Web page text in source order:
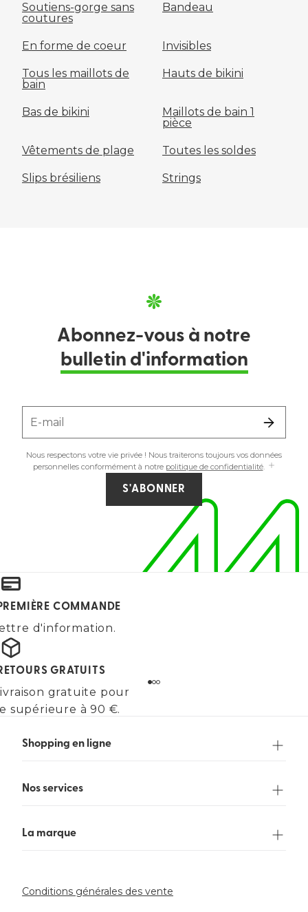
Soutiens-gorge sans
coutures
Bandeau
En forme de coeur Invisibles
Tous les maillots de
bain
Hauts de bikini
Bas de bikini
Maillots de bain 1
pièce
Vêtements de plage Toutes les soldes
Slips brésiliens Strings
Abonnez-vous à notre
bulletin d'information
E-mail
Nous respectons votre vie privée ! Nous traiterons toujours vos données
personnelles conformément à notre politique de confidentialité.
S'ABONNER
COMMANDE
d'information.
GRATUITS
gratuite pour
supérieure à 90 €.
Shopping en ligne
Nos services
La marque
Conditions générales des vente